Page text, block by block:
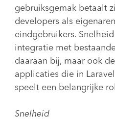
gebruiksgemak betaalt
developers als
eindgebruikers.
integratie met
daaraan bij, maar ook
applicaties die in
speelt een belangrijke
Snelheid